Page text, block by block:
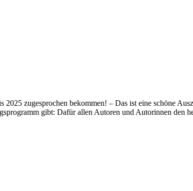
zugesprochen bekommen! – Das ist eine schöne
gibt: Dafür allen Autoren und Autorinnen den